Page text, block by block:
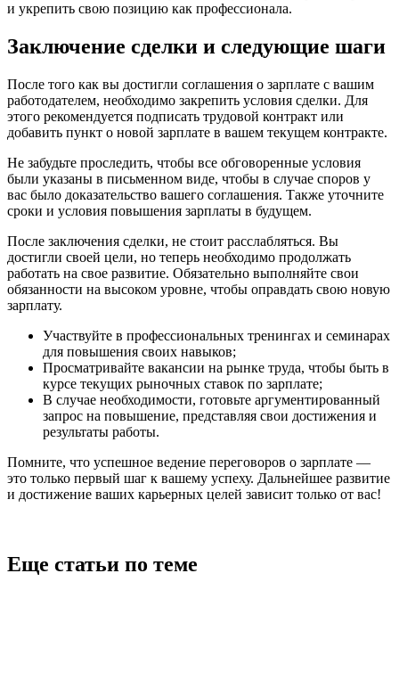
и укрепить свою позицию как профессионала.
Заключение сделки и следующие шаги
После того как вы достигли соглашения о зарплате с вашим
работодателем, необходимо закрепить условия сделки. Для
этого рекомендуется подписать трудовой контракт или
добавить пункт о новой зарплате в вашем текущем контракте.
Не забудьте проследить, чтобы все обговоренные условия
были указаны в письменном виде, чтобы в случае споров у
вас было доказательство вашего соглашения. Также уточните
сроки и условия повышения зарплаты в будущем.
После заключения сделки, не стоит расслабляться. Вы
достигли своей цели, но теперь необходимо продолжать
работать на свое развитие. Обязательно выполняйте свои
обязанности на высоком уровне, чтобы оправдать свою новую
зарплату.
Участвуйте в профессиональных тренингах и семинарах
для повышения своих навыков;
Просматривайте вакансии на рынке труда, чтобы быть в
курсе текущих рыночных ставок по зарплате;
В случае необходимости, готовьте аргументированный
запрос на повышение, представляя свои достижения и
результаты работы.
Помните, что успешное ведение переговоров о зарплате —
это только первый шаг к вашему успеху. Дальнейшее развитие
и достижение ваших карьерных целей зависит только от вас!
Еще статьи по теме